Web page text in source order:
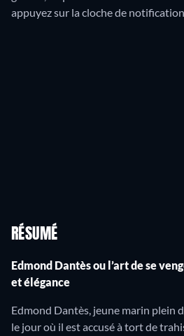
appuyez sur la cloche de
RÉSUMÉ
Edmond Dantès ou l’art de se
et élégance
Edmond Dantès, jeune marin plein
le jour où il est accusé à tort de